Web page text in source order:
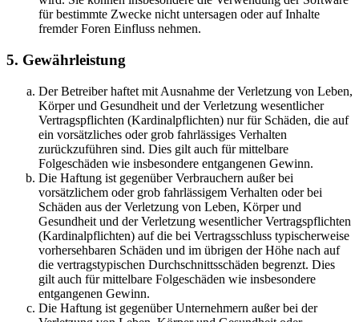
für bestimmte Zwecke nicht untersagen oder auf Inhalte
fremder Foren Einfluss nehmen.
5. Gewährleistung
Der Betreiber haftet mit Ausnahme der Verletzung von Leben,
Körper und Gesundheit und der Verletzung wesentlicher
Vertragspflichten (Kardinalpflichten) nur für Schäden, die auf
ein vorsätzliches oder grob fahrlässiges Verhalten
zurückzuführen sind. Dies gilt auch für mittelbare
Folgeschäden wie insbesondere entgangenen Gewinn.
Die Haftung ist gegenüber Verbrauchern außer bei
vorsätzlichem oder grob fahrlässigem Verhalten oder bei
Schäden aus der Verletzung von Leben, Körper und
Gesundheit und der Verletzung wesentlicher Vertragspflichten
(Kardinalpflichten) auf die bei Vertragsschluss typischerweise
vorhersehbaren Schäden und im übrigen der Höhe nach auf
die vertragstypischen Durchschnittsschäden begrenzt. Dies
gilt auch für mittelbare Folgeschäden wie insbesondere
entgangenen Gewinn.
Die Haftung ist gegenüber Unternehmern außer bei der